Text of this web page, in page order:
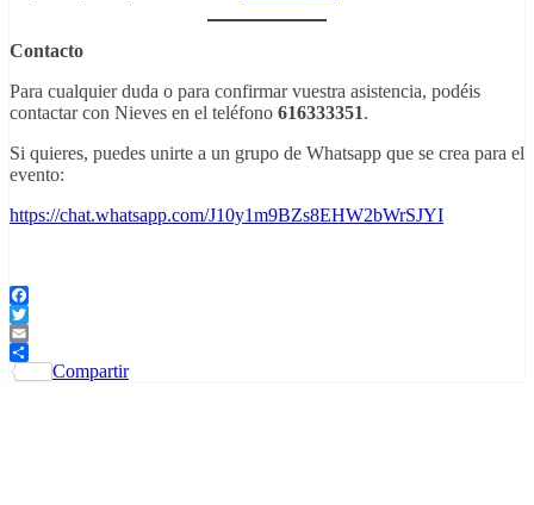
Contacto
Para cualquier duda o para confirmar vuestra asistencia, podéis
contactar con Nieves en el teléfono 616333351.
Si quieres, puedes unirte a un grupo de Whatsapp que se crea para el
evento:
https://chat.whatsapp.com/J10y1m9BZs8EHW2bWrSJYI
Facebook
Twitter
Email
Compartir